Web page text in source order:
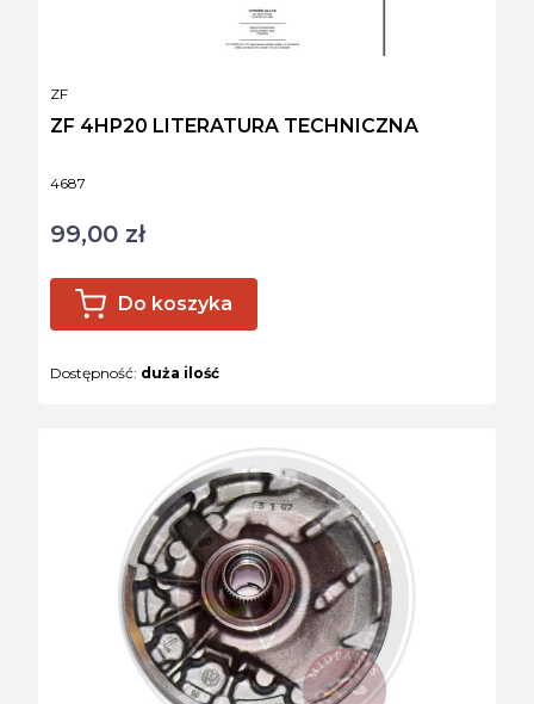
Kod produktu
4687
ZF 4HP20 LITERATURA TECHNICZNA
PRODUCENT
ZF
Cena
99,00 zł
Do koszyka
Dostępność: duża ilość